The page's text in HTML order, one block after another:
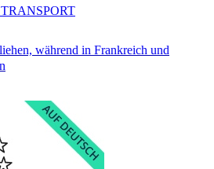
während in Frankreich und